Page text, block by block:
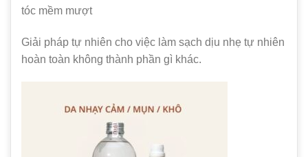
tóc mềm mượt
Giải pháp tự nhiên cho việc làm sạch dịu nhẹ tự nhiên
hoàn toàn không thành phần gì khác.